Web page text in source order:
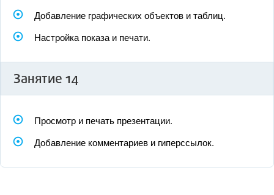
Добавление графических объектов и таблиц.
Настройка показа и печати.
Занятие 14
Просмотр и печать презентации.
Добавление комментариев и гиперссылок.